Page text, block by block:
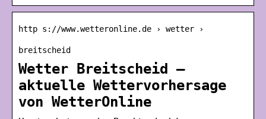
http s://www.wetteronline.de › wetter ›
breitscheid
Wetter Breitscheid –
aktuelle Wettervorhersage
von WetterOnline